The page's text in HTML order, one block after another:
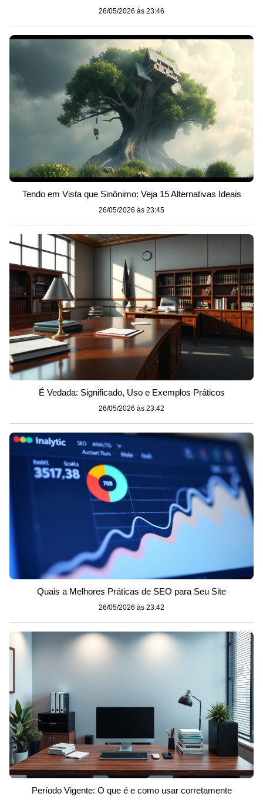
26/05/2026 às 23:46
Tendo em Vista que Sinônimo: Veja 15 Alternativas Ideais
26/05/2026 às 23:45
É Vedada: Significado, Uso e Exemplos Práticos
26/05/2026 às 23:42
Quais a Melhores Práticas de SEO para Seu Site
26/05/2026 às 23:42
Período Vigente: O que é e como usar corretamente